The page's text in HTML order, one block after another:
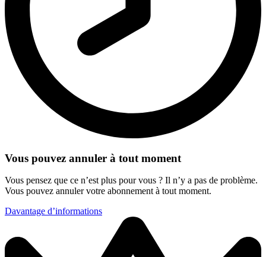
Vous pouvez annuler à tout moment
Vous pensez que ce n’est plus pour vous ? Il n’y a pas de problème.
Vous pouvez annuler votre abonnement à tout moment.
Davantage d’informations